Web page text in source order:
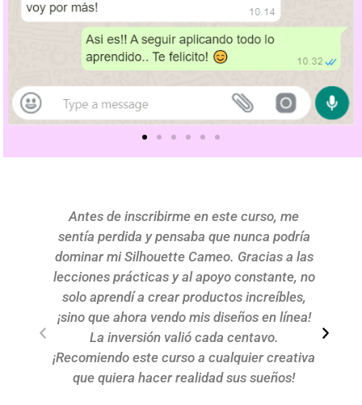
Antes de inscribirme en este curso, me
sentía perdida y pensaba que nunca podría
dominar mi Silhouette Cameo. Gracias a las
lecciones prácticas y al apoyo constante, no
solo aprendí a crear productos increíbles,
¡sino que ahora vendo mis diseños en línea!
La inversión valió cada centavo.
¡Recomiendo este curso a cualquier creativa
que quiera hacer realidad sus sueños!